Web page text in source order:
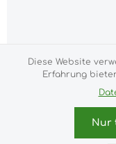
Alle Preise
Versandkosten
Impressum
Diese Website
Erfahrung
Nur